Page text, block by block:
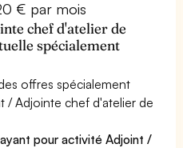
€ par mois
chef d'atelier de
spécialement
offres spécialement
/ Adjointe chef d'atelier de
pour activité Adjoint /